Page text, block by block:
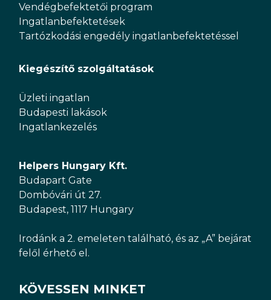
Vendégbefektetői program
Ingatlanbefektetések
Tartózkodási engedély ingatlanbefektetéssel
Kiegészítő szolgáltatások
Üzleti ingatlan
Budapesti lakások
Ingatlankezelés
Helpers Hungary Kft.
Budapart Gate
Dombóvári út 27.
Budapest, 1117 Hungary
Irodánk a 2. emeleten található, és az „A” bejárat
felől érhető el.
KÖVESSEN MINKET